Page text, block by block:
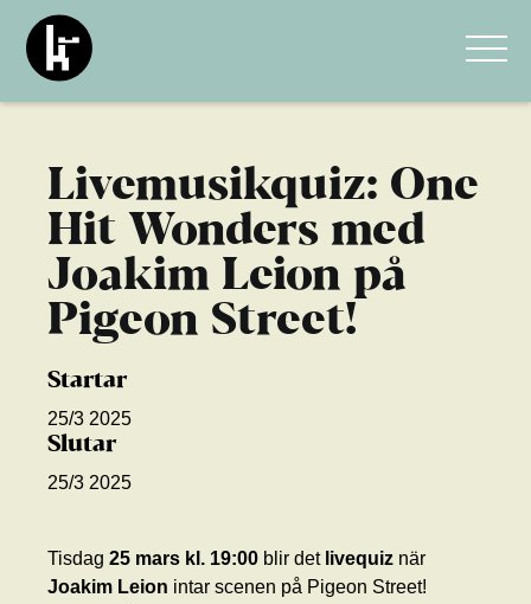
Livemusikquiz: One
Hit Wonders med
Joakim Leion på
Pigeon Street!
Startar
25/3 2025
Slutar
25/3 2025
Tisdag 25 mars kl. 19:00 blir det livequiz när
Joakim Leion intar scenen på Pigeon Street!